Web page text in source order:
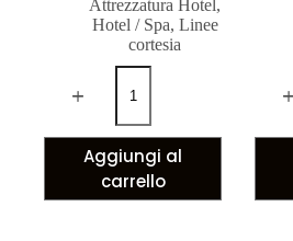
Attrezzatura Hotel,
Hotel / Spa, Linee
cortesia
Aggiungi al
carrello